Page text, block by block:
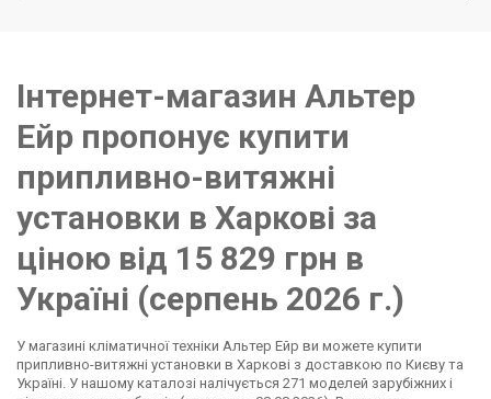
Інтернет-магазин Альтер
Ейр пропонує купити
припливно-витяжні
установки в Харкові за
ціною від 15 829 грн в
Україні (серпень 2026 г.)
У магазині кліматичної техніки Альтер Ейр ви можете купити
припливно-витяжні установки в Харкові з доставкою по Києву та
Україні. У нашому каталозі налічується 271 моделей зарубіжних і